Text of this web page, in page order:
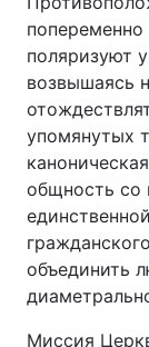
поляризуют
возвышаясь
упомянутых
общность со
объединить
Миссия